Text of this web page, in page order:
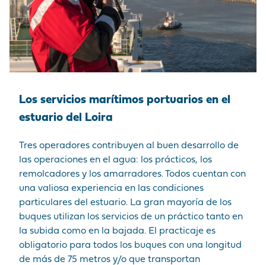
Los servicios marítimos portuarios en el
estuario del Loira
Tres operadores contribuyen al buen desarrollo de
las operaciones en el agua: los prácticos, los
remolcadores y los amarradores. Todos cuentan con
una valiosa experiencia en las condiciones
particulares del estuario. La gran mayoría de los
buques utilizan los servicios de un práctico tanto en
la subida como en la bajada. El practicaje es
obligatorio para todos los buques con una longitud
de más de 75 metros y/o que transportan